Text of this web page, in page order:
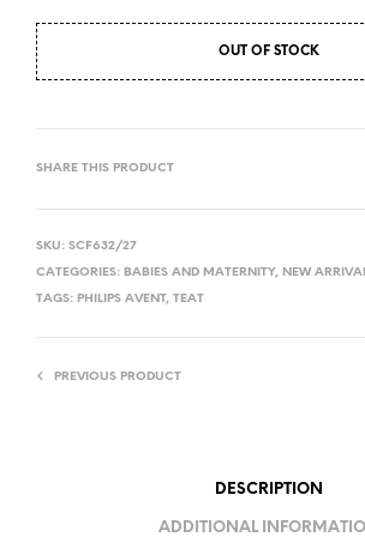
OUT OF STOCK
SHARE THIS PRODUCT
SKU: SCF632/27
CATEGORIES: BABIES AND MATERNITY, NEW
TAGS: PHILIPS AVENT, TEAT
PREVIOUS PRODUCT
DESCRIPTION
ADDITIONAL